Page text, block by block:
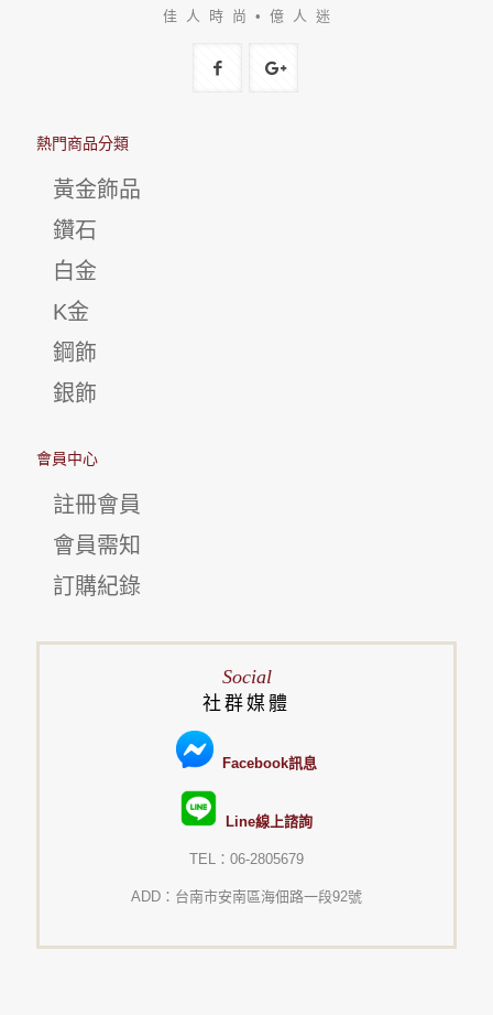
佳 人 時 尚 • 億 人 迷
熱門商品分類
黃金飾品
鑽石
白金
K金
鋼飾
銀飾
會員中心
註冊會員
會員需知
訂購紀錄
Social
社群媒體
Facebook訊息
Line線上諮詢
TEL：06-2805679
ADD：台南市安南區海佃路一段92號